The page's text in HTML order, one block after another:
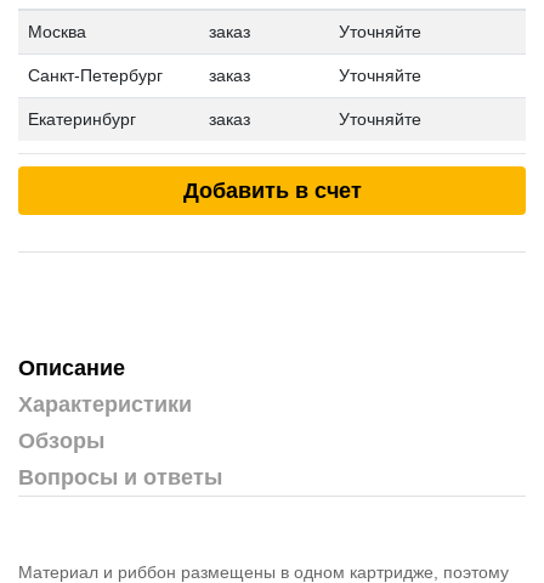
Москва заказ Уточняйте
Санкт-Петербург заказ Уточняйте
Екатеринбург заказ Уточняйте
Добавить в счет
Описание
Характеристики
Обзоры
Вопросы и ответы
Материал и риббон размещены в одном картридже, поэтому